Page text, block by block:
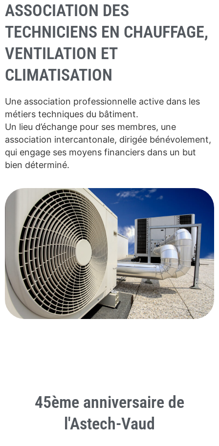
ASSOCIATION DES
TECHNICIENS EN CHAUFFAGE,
VENTILATION ET
CLIMATISATION
Une association professionnelle active dans les
métiers techniques du bâtiment.
Un lieu d’échange pour ses membres, une
association intercantonale, dirigée bénévolement,
qui engage ses moyens financiers dans un but
bien déterminé.
45ème anniversaire de
l'Astech-Vaud